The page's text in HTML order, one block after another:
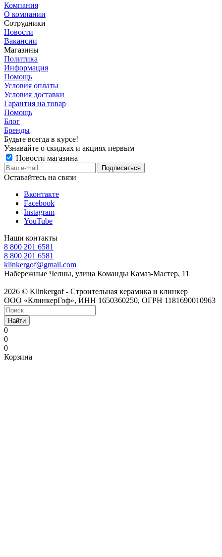
Компания
О компании
Сотрудники
Новости
Вакансии
Магазины
Политика
Информация
Помощь
Условия оплаты
Условия доставки
Гарантия на товар
Помощь
Блог
Бренды
Будьте всегда в курсе!
Узнавайте о скидках и акциях первым
Новости магазина
Оставайтесь на связи
Вконтакте
Facebook
Instagram
YouTube
Наши контакты
8 800 201 6581
8 800 201 6581
klinkergof@gmail.com
Набережные Челны, улица Команды Камаз-Мастер, 11
2026 © Klinkergof - Строительная керамика и клинкер
ООО «КлинкерГоф», ИНН 1650360250, ОГРН 1181690010963
Найти
0
0
0
Корзина